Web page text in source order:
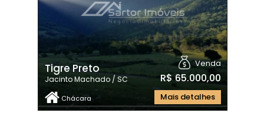
Tigre Preto
Jacinto Machado / SC
Chácara
Venda
R$ 65.000,00
Mais detalhes